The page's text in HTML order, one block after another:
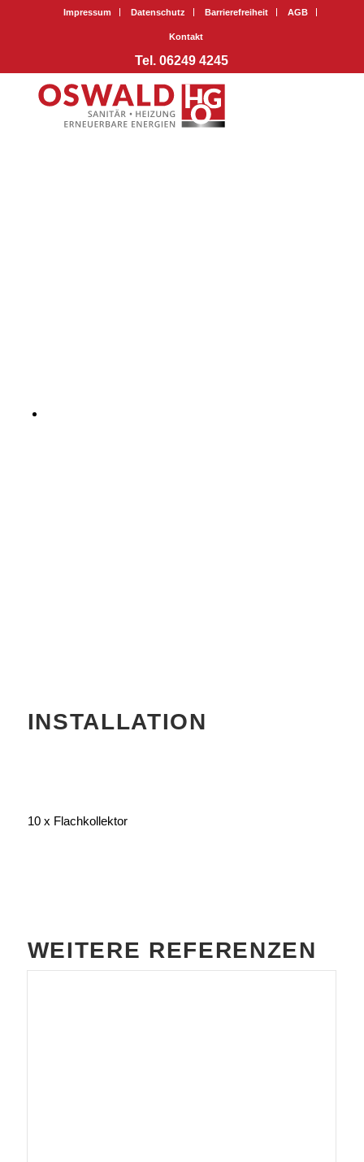
Impressum Datenschutz Barrierefreiheit AGB
Kontakt
Tel. 06249 4245
INSTALLATION
10 x Flachkollektor
WEITERE REFERENZEN